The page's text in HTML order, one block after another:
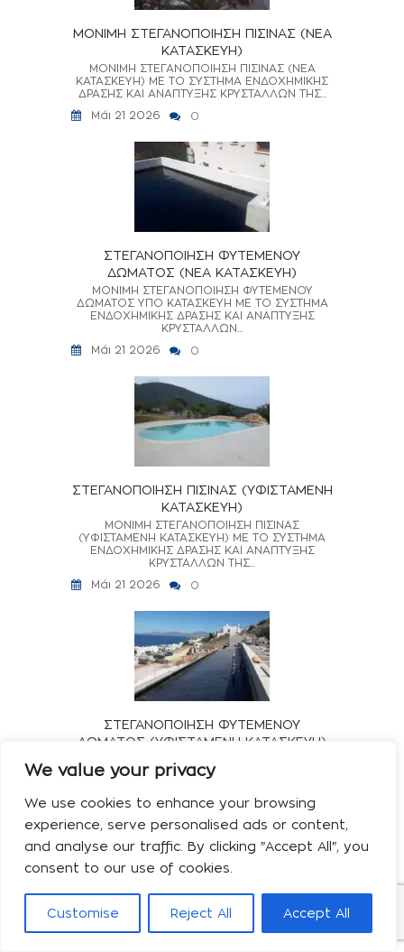
We value your privacy
We use cookies to enhance your browsing
experience, serve personalised ads or content,
and analyse our traffic. By clicking "Accept All", you
consent to our use of cookies.
Customise Reject All Accept All
ΜΟΝΙΜΗ ΣΤΕΓΑΝΟΠΟΙΗΣΗ ΠΙΣΙΝΑΣ (ΝΕΑ
ΚΑΤΑΣΚΕΥΗ)
ΜΟΝΙΜΗ ΣΤΕΓΑΝΟΠΟΙΗΣΗ ΠΙΣΙΝΑΣ (ΝΕΑ
ΚΑΤΑΣΚΕΥΗ) ΜΕ ΤΟ ΣΥΣΤΗΜΑ ΕΝΔΟΧΗΜΙΚΗΣ
ΔΡΑΣΗΣ ΚΑΙ ΑΝΑΠΤΥΞΗΣ ΚΡΥΣΤΑΛΛΩΝ ΤΗΣ...
Μάι 21 2026
0
ΣΤΕΓΑΝΟΠΟΙΗΣΗ ΦΥΤΕΜΕΝΟΥ
ΔΩΜΑΤΟΣ (ΝΕΑ ΚΑΤΑΣΚΕΥΗ)
ΜΟΝΙΜΗ ΣΤΕΓΑΝΟΠΟΙΗΣΗ ΦΥΤΕΜΕΝΟΥ
ΔΩΜΑΤΟΣ ΥΠΟ ΚΑΤΑΣΚΕΥΗ ΜΕ ΤΟ ΣΥΣΤΗΜΑ
ΕΝΔΟΧΗΜΙΚΗΣ ΔΡΑΣΗΣ ΚΑΙ ΑΝΑΠΤΥΞΗΣ
ΚΡΥΣΤΑΛΛΩΝ...
Μάι 21 2026
0
ΣΤΕΓΑΝΟΠΟΙΗΣΗ ΠΙΣΙΝΑΣ (ΥΦΙΣΤΑΜΕΝΗ
ΚΑΤΑΣΚΕΥΗ)
ΜΟΝΙΜΗ ΣΤΕΓΑΝΟΠΟΙΗΣΗ ΠΙΣΙΝΑΣ
(ΥΦΙΣΤΑΜΕΝΗ ΚΑΤΑΣΚΕΥΗ) ΜΕ ΤΟ ΣΥΣΤΗΜΑ
ΕΝΔΟΧΗΜΙΚΗΣ ΔΡΑΣΗΣ ΚΑΙ ΑΝΑΠΤΥΞΗΣ
ΚΡΥΣΤΑΛΛΩΝ ΤΗΣ...
Μάι 21 2026
0
ΣΤΕΓΑΝΟΠΟΙΗΣΗ ΦΥΤΕΜΕΝΟΥ
ΔΩΜΑΤΟΣ (ΥΦΙΣΤΑΜΕΝΗ ΚΑΤΑΣΚΕΥΗ)
ΔΩΜΑΤΟΣ (ΥΦΙΣΤΑΜΕΝΗ ΚΑΤΑΣΚΕΥΗ) ΜΕ ΤΟ
ΑΝΑΠΤΥΞΗΣ ΚΡΥΣΤΑΛΛΩΝ...
0